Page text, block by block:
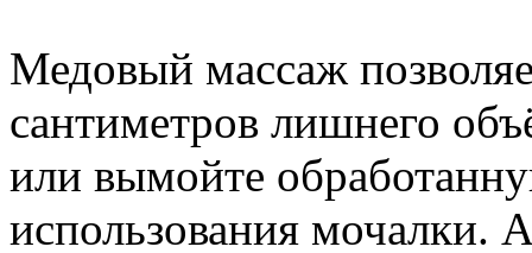
Медовый массаж
сантиметров лишнего
или вымойте
использования мочалки.